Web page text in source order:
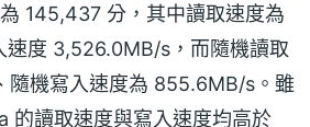
145,437 分，其中讀取速度為
度 3,526.0MB/s，而隨機讀取
隨機寫入速度為 855.6MB/s。雖
的讀取速度與寫入速度均高於